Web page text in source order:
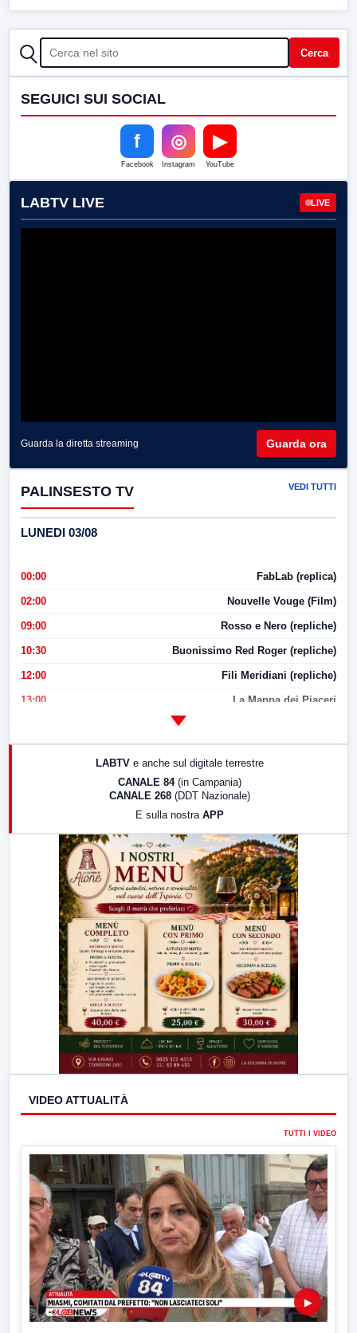
CERCA Cerca
SEGUICI SUI SOCIAL
f
Facebook
◎
Instagram
▶
YouTube
LABTV LIVE LIVE
Guarda la diretta streaming Guarda ora
PALINSESTO TV VEDI TUTTI
LUNEDI 03/08
00:00 FabLab (replica)
02:00 Nouvelle Vouge (Film)
09:00 Rosso e Nero (repliche)
10:30 Buonissimo Red Roger (repliche)
12:00 Fili Meridiani (repliche)
13:00 La Mappa dei Piaceri
LabNews (replica)
LABTV e anche sul digitale terrestre
CANALE 84 (in Campania)
CANALE 268 (DDT Nazionale)
E sulla nostra APP
VIDEO ATTUALITÀ
TUTTI I VIDEO
▶